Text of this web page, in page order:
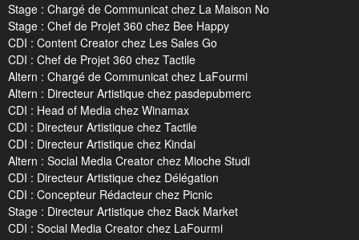
Stage : Chargé de Communicat chez La Maison No
Stage : Chef de Projet 360 chez Bee Happy
CDI : Content Creator chez Les Sales Go
CDI : Chef de Projet 360 chez Tactile
Altern : Chargé de Communicat chez LaFourmi
Altern : Directeur Artistique chez pasdepubmerc
CDI : Head of Media chez Winamax
CDI : Directeur Artistique chez Tactile
CDI : Directeur Artistique chez Kindai
Altern : Social Media Creator chez Mioche Studi
CDI : Directeur Artistique chez Délégation
CDI : Concepteur Rédacteur chez Picnic
Stage : Directeur Artistique chez Back Market
CDI : Social Media Creator chez LaFourmi